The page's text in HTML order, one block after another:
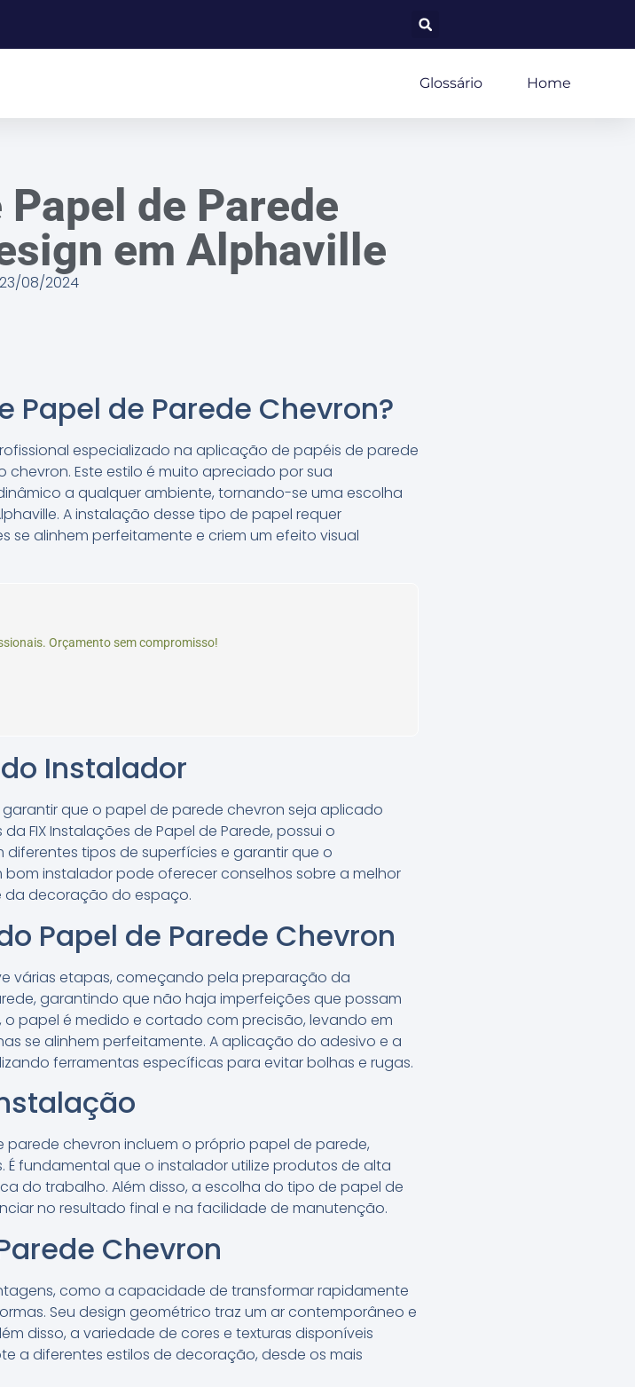
Glossário Home
de Parede
em Alphaville
23/08/2024
Papel de Parede Chevron?
especializado na aplicação de papéis de parede
Este estilo é muito apreciado por sua
a qualquer ambiente, tornando-se uma escolha
A instalação desse tipo de papel requer
alinhem perfeitamente e criem um efeito visual
Orçamento sem compromisso!
Instalador
que o papel de parede chevron seja aplicado
FIX Instalações de Papel de Parede, possui o
tipos de superfícies e garantir que o
instalador pode oferecer conselhos sobre a melhor
da decoração do espaço.
Papel de Parede Chevron
várias etapas, começando pela preparação da
garantindo que não haja imperfeições que possam
papel é medido e cortado com precisão, levando em
se alinhem perfeitamente. A aplicação do adesivo e a
ferramentas específicas para evitar bolhas e rugas.
chevron incluem o próprio papel de parede,
fundamental que o instalador utilize produtos de alta
do trabalho. Além disso, a escolha do tipo de papel de
no resultado final e na facilidade de manutenção.
Chevron
como a capacidade de transformar rapidamente
Seu design geométrico traz um ar contemporâneo e
disso, a variedade de cores e texturas disponíveis
a diferentes estilos de decoração, desde os mais